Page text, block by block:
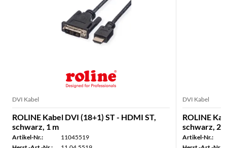
DVI Kabel
ROLINE Kabel DVI (18+1) ST - HDMI ST,
schwarz, 1 m
Artikel-Nr.:
11045519
DVI Kabel
ROLINE
schwarz, 2
Artikel-Nr.: